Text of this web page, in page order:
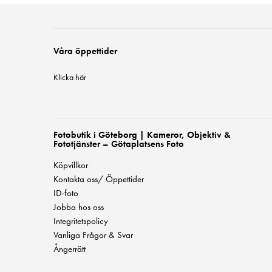
Våra öppettider
Klicka här
Fotobutik i Göteborg | Kameror, Objektiv &
Fototjänster – Götaplatsens Foto
Köpvillkor
Kontakta oss/ Öppettider
ID-foto
Jobba hos oss
Integritetspolicy
Vanliga Frågor & Svar
Ångerrätt